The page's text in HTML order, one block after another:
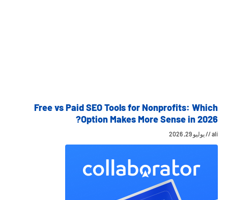
Free vs Paid SEO Tools for Nonprofits: Which
Option Makes More Sense in 2026?
ali يوليو 29, 2026